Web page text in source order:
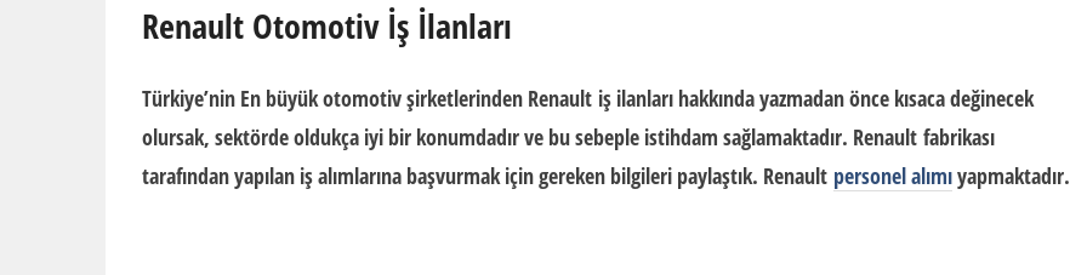
Renault Otomotiv İş İlanları
Türkiye’nin En büyük otomotiv şirketlerinden Renault iş ilanları hakkında yazmadan önce kısaca değinecek
olursak, sektörde oldukça iyi bir konumdadır ve bu sebeple istihdam sağlamaktadır. Renault fabrikası
tarafından yapılan iş alımlarına başvurmak için gereken bilgileri paylaştık. Renault personel alımıyapmaktadır.